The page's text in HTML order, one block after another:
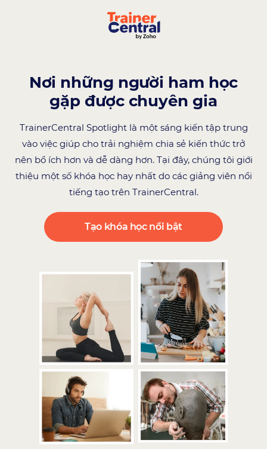
Nơi những người ham học
gặp được chuyên gia
TrainerCentral Spotlight là một sáng kiến tập trung
vào việc giúp cho trải nghiệm chia sẻ kiến thức trở
nên bổ ích hơn và dễ dàng hơn. Tại đây, chúng tôi giới
thiệu một số khóa học hay nhất do các giảng viên nổi
tiếng tạo trên TrainerCentral.
Tạo khóa học nổi bật